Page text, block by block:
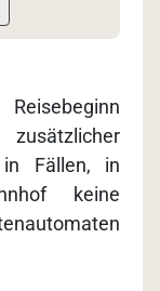
in Fällen, in
keine